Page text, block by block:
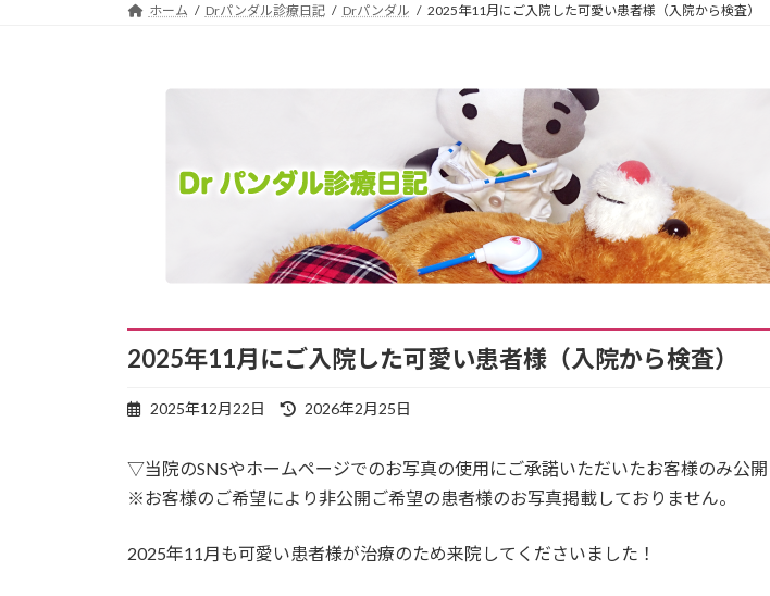
ホーム Drパンダル診療日記 Drパンダル 2025年11月にご入院した可愛い患者様（入院から検査）
2025年11月にご入院した可愛い患者様（入院から検査）
2025年12月22日
最
新
日
2026年2月25日
▽当院のSNSやホームページでのお写真の使用にご承諾いただいたお客様のみ公
※お客様のご希望により非公開ご希望の患者様のお写真掲載しておりません。
2025年11月も可愛い患者様が治療のため来院してくださいました！